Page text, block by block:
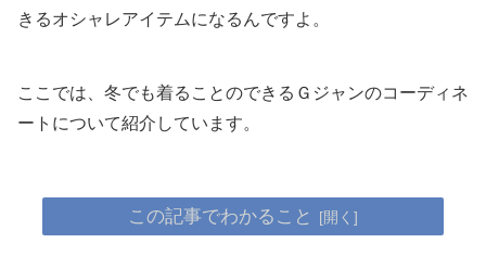
きるオシャレアイテムになるんですよ。
ここでは、冬でも着ることのできるＧジャンのコーディネ
ートについて紹介しています。
この記事でわかること